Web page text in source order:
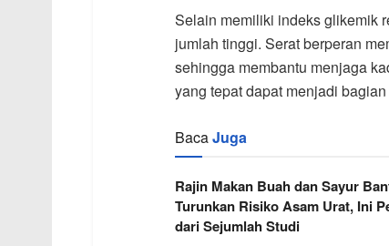
Selain memiliki indeks glikemik
jumlah tinggi. Serat berperan
sehingga membantu menjaga
yang tepat dapat menjadi
BacaJuga
Rajin Makan Buah dan Sayur
Turunkan Risiko Asam Urat, Ini
dari Sejumlah Studi